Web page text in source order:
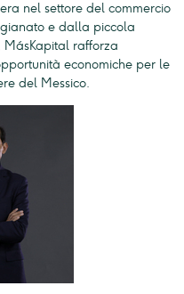
nel settore del commercio
e dalla piccola
MásKapital rafforza
economiche per le
del Messico.